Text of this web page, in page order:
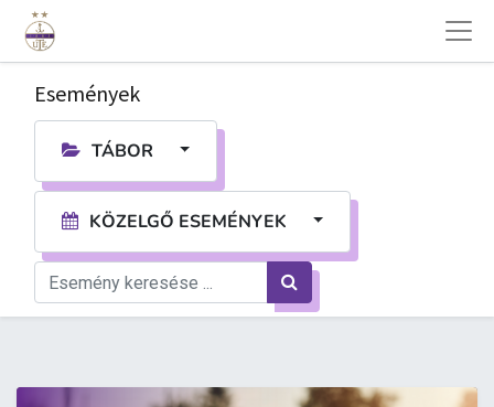
Események
TÁBOR
KÖZELGŐ ESEMÉNYEK